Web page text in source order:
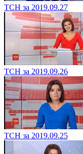
ТСН за 2019.09.27
ТСН за 2019.09.26
ТСН за 2019.09.25